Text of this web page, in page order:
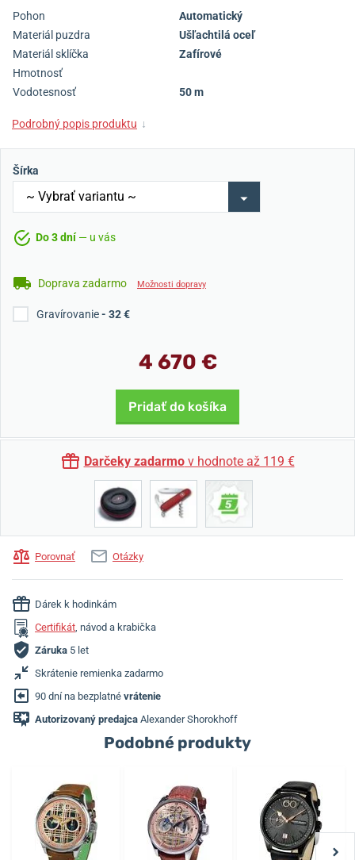
Pohon
Automatický
Materiál puzdra
Ušľachtilá oceľ
Materiál sklíčka
Zafírové
Hmotnosť
Vodotesnosť
50 m
Podrobný popis produktu ↓
Šírka
Do 3 dní— u vás
Doprava zadarmo Možnosti dopravy
Gravírovanie- 32 €
4 670 €
Pridať do košíka
Darčeky zadarmov hodnote až 119 €
Porovnať Otázky
Dárek k hodinkám
Certifikát, návod a krabička
Záruka 5 let
Skrátenie remienka zadarmo
90 dní na bezplatné vrátenie
Autorizovaný predajca Alexander Shorokhoff
Podobné produkty